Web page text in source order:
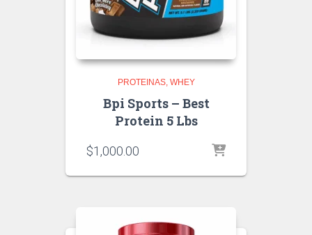
PROTEINAS WHEY
Bpi Sports – Best
Protein 5 Lbs
$1,000.00